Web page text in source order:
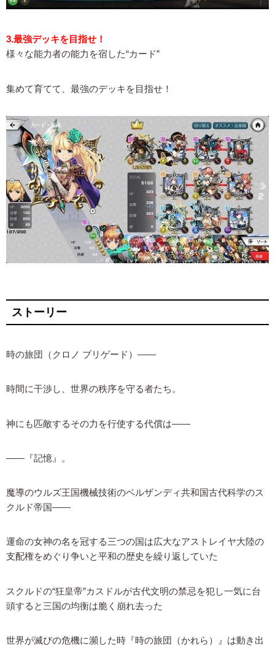
3.最強デッキを目指せ！
様々な能力者の能力を宿した“カード”
集めて育てて、最強のデッキを目指せ！
ストーリー
時の旅団（クロノ ブリゲード）――
時間に干渉し、世界の秩序を守る者たち。
神にも匹敵するその力を行使する代償は――
――『記憶』。
魔導のウルズ王国機械技術のベルザンディ共和国古代科学のス
クルド帝国――
運命の女神の名を冠する三つの国は広大なアストレイヤ大陸の
支配権をめぐり争いと平和の歴史を繰り返していた
スクルドの“狂皇帝”カスドルが古代文明の禁忌を犯し一気に台
頭すると三国の均衡は脆く崩れ去った
世界が滅びの危機に瀕した時『時の旅団（かれら）』は動き出